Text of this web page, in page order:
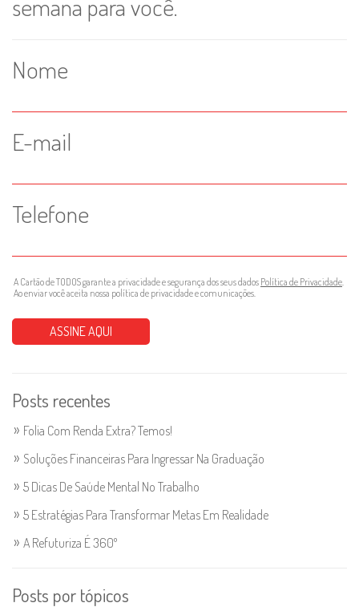
Nome
E-mail
Telefone
A Cartão de TODOS garante a privacidade e segurança dos seus dados Política de Privacidade
Ao enviar você aceita nossa política de privacidade e comunicações.
Posts recentes
Folia Com Renda Extra? Temos!
Soluções Financeiras Para Ingressar Na Graduação
5 Dicas De Saúde Mental No Trabalho
5 Estratégias Para Transformar Metas Em Realidade
A Refuturiza É 360º
Posts por tópicos